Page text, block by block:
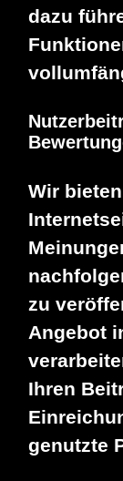
dazu
Wir
zu
Angebot
Ihren
genutzte